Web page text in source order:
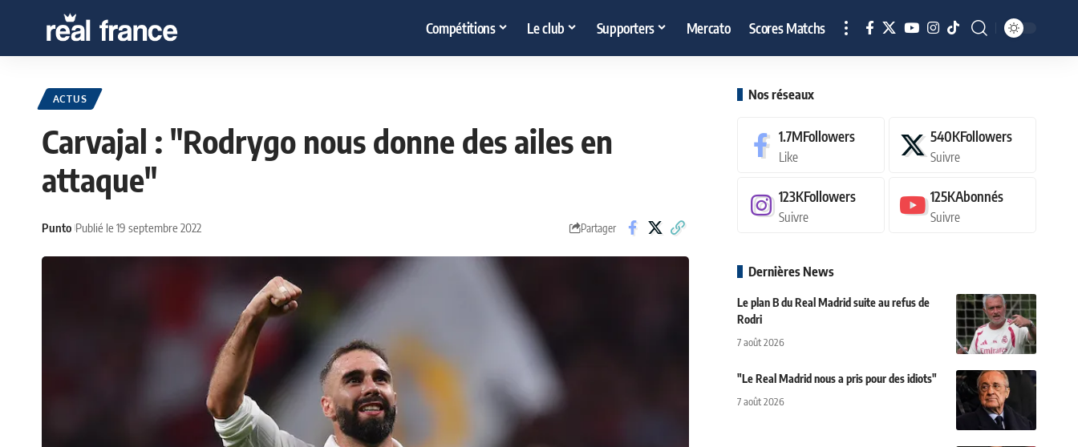
Compétitions Le club Supporters Mercato Scores Matchs
ACTUS
Carvajal : "Rodrygo nous donne des ailes en
attaque"
Punto Publié le 19 septembre 2022 Partager
Nos réseaux
1.7MFollowers
Like
540KFollowers
Suivre
123KFollowers
Suivre
125KAbonnés
Suivre
Dernières News
Le plan B du Real Madrid suite au refus de
Rodri
7 août 2026
"Le Real Madrid nous a pris pour des idiots"
7 août 2026